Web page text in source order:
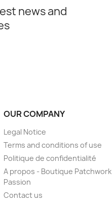
news and
OUR COMPANY
Legal Notice
Terms and conditions of use
Politique de confidentialité
A propos - Boutique Patchwork
Passion
Contact us